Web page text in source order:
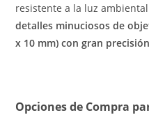
resistente a la luz
detalles minuciosos de
x 10 mm) con gran precisión
Opciones de Compra